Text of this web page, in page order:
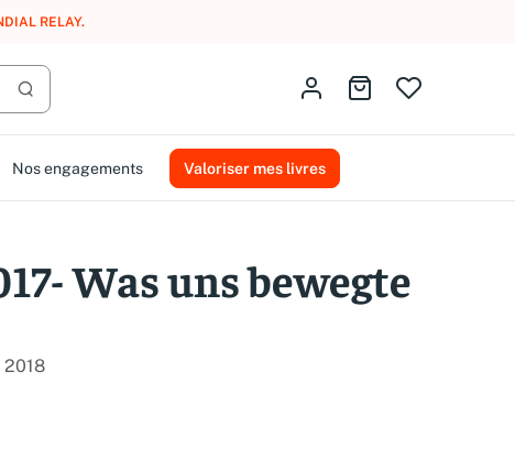
RELAY.
Lancer la recherche
Identifiez-vousAller au panier
Nos engagements Valoriser mes livres
Was uns bewegte
2018